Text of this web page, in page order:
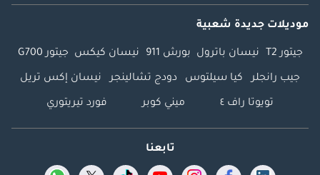
موديلات جديدة شعبية
جيتور T2 نيسان باترول بورش 911 نيسان كيكس جيتور G700
جيب رانجلر كيا سيلتوس دودج تشالينجر نيسان إكس تريل
تويوتا راف ٤ ميني كوبر فورد تيريتوري
تابعنا